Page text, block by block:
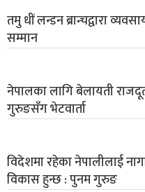
तमु धीं लन्डन ब्रान्चद्वारा
सम्मान
नेपालका लागि बेलायती
गुरुङसँग भेटवार्ता
विदेशमा रहेका नेपालीलाई
विकास हुन्छ : पुनम गुरुङ